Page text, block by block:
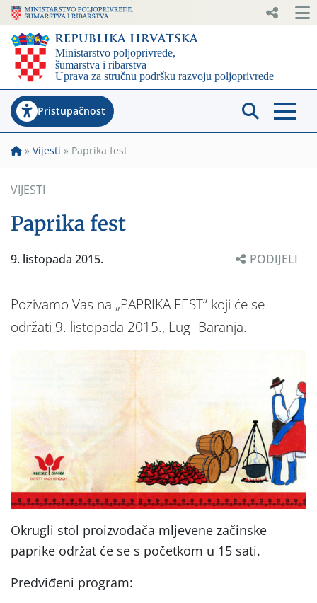
Pristupačnost
» Vijesti » Paprika fest
VIJESTI
Paprika fest
9. listopada 2015. PODIJELI
Pozivamo Vas na „PAPRIKA FEST“ koji će se
održati 9. listopada 2015., Lug- Baranja.
Okrugli stol proizvođača mljevene začinske
paprike održat će se s početkom u 15 sati.
Predviđeni program: